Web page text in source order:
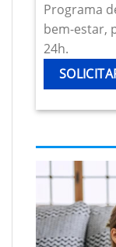
Programa
bem-estar,
24h.